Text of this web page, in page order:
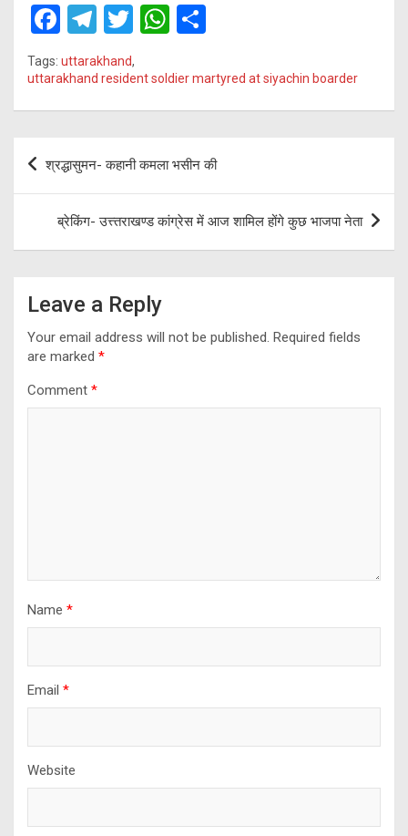
F
a
ce
b
o
k
T
el
e
gr
m
T
tt
er
W
at
s
p
p
ar
e
Tags: uttarakhand,
uttarakhand resident soldier martyred at siyachin boarder
Post
navigation
श्रद्धासुमन- कहानी कमला भसीन की
ब्रेकिंग- उत्त्तराखण्ड कांग्रेस में आज शामिल होंगे कुछ भाजपा नेता
Leave a Reply
Your email address will not be published. Required fields
are marked *
Comment *
Name *
Email *
Website